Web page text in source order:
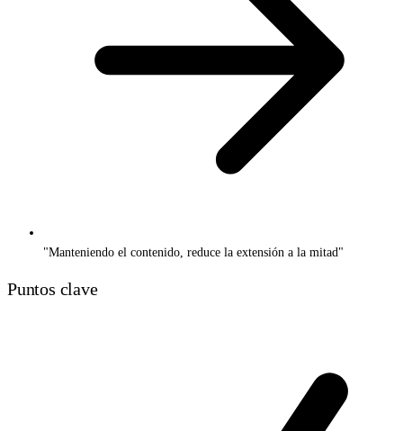
"Manteniendo el contenido, reduce la extensión a la mitad"
Puntos clave